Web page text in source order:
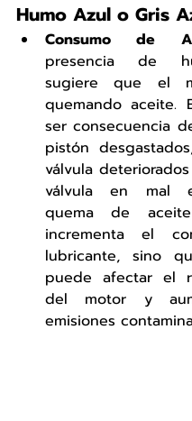
Humo Azul o Gris
Consumo de
presencia de
sugiere que el
quemando aceite.
ser consecuencia
pistón
válvula
válvula en mal
quema de
incrementa el
lubricante, sino
puede afectar el
del motor y
emisiones